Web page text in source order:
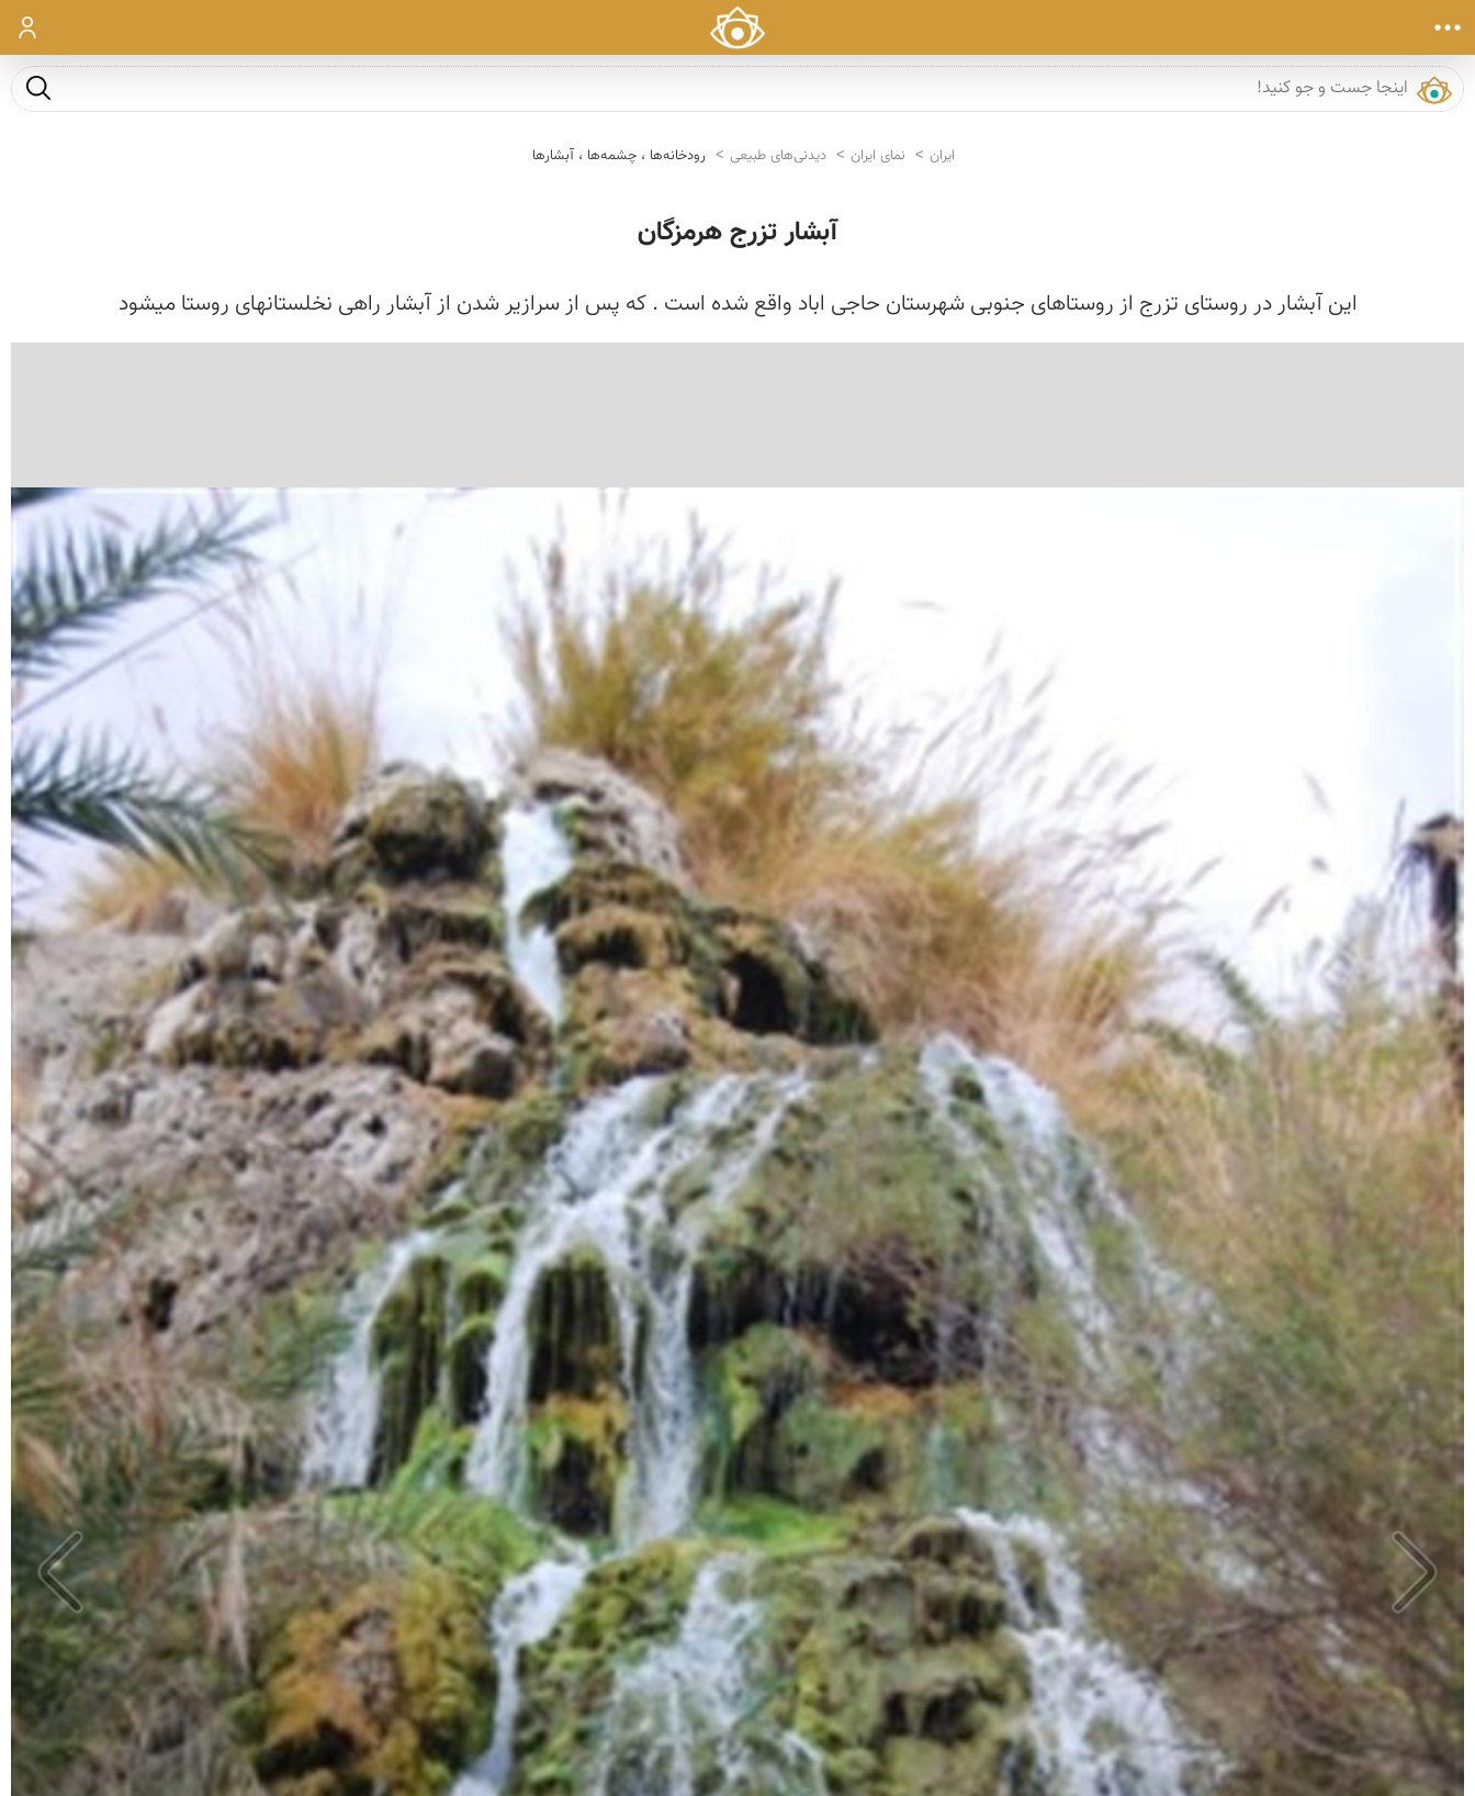
ورود
جست و
ایران نمای ایران دیدنی‌های طبیعی رودخانه‌ها ، چشمه‌ها ، آبشارها
آبشار تزرج هرمزگان
این آبشار در روستای تزرج از روستاهای جنوبی شهرستان حاجی اباد واقع شده است . که پس از سرازیر شدن از آبشار راهی نخلستانهای روستا میشود